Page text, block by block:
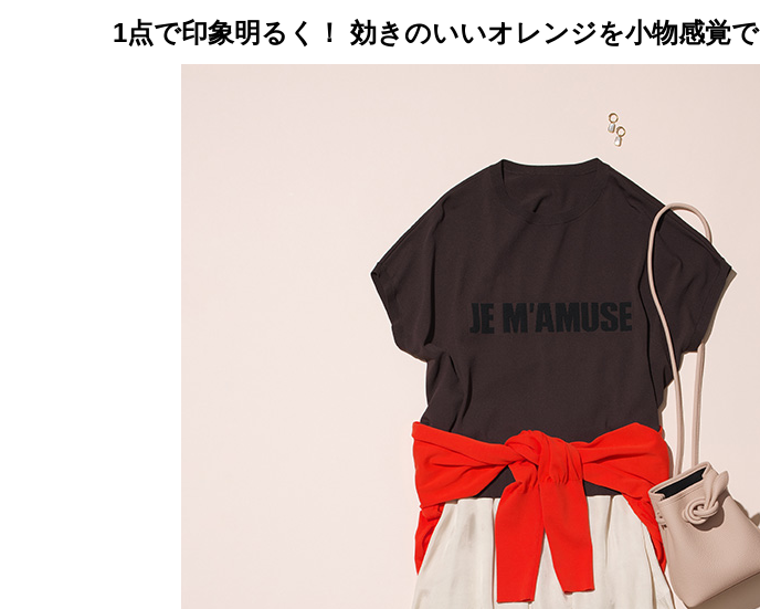
1点で印象明るく！ 効きのいいオレンジを小物感覚で